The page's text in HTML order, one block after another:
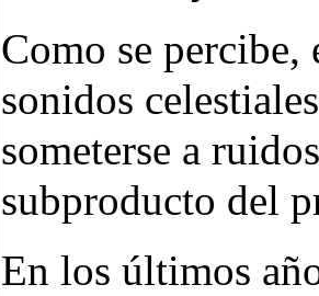
Como se percibe,
sonidos
someterse a
subproducto del
En los últimos